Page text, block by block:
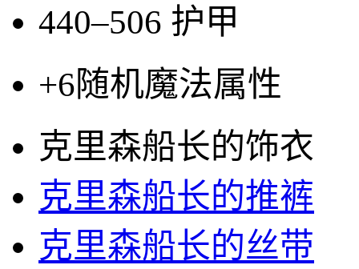
440–506 护甲
+6随机魔法属性
克里森船长的饰衣
克里森船长的推裤
克里森船长的丝带